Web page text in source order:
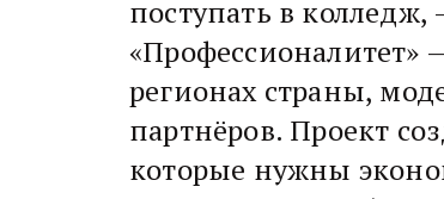
поступать в колледж,
«Профессионалитет»
регионах страны,
партнёров. Проект
которые нужны